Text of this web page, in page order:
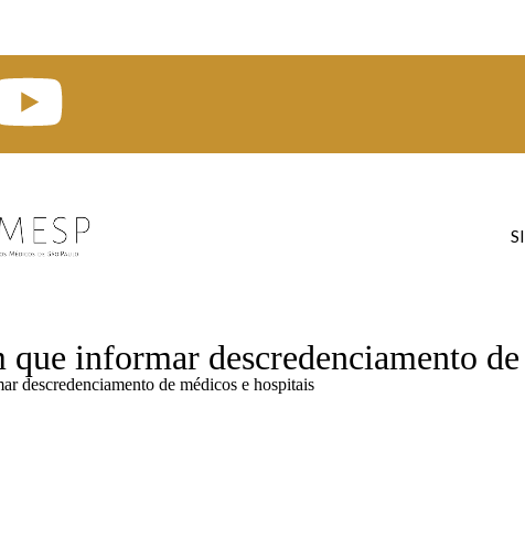
que informar descredenciamento
descredenciamento de médicos e hospitais